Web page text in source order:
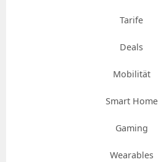
Tarife
Deals
Mobilität
Smart Home
Gaming
Wearables